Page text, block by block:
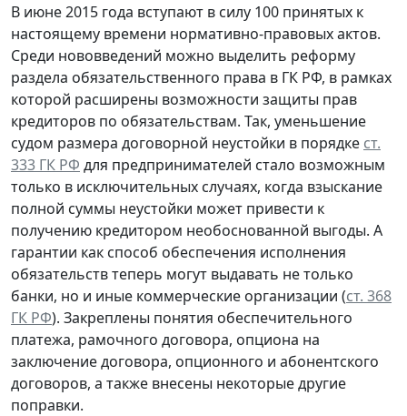
В июне 2015 года вступают в силу 100 принятых к
настоящему времени нормативно-правовых актов.
Среди нововведений можно выделить реформу
раздела обязательственного права в ГК РФ, в рамках
которой расширены возможности защиты прав
кредиторов по обязательствам. Так, уменьшение
судом размера договорной неустойки в порядке ст.
333 ГК РФ для предпринимателей стало возможным
только в исключительных случаях, когда взыскание
полной суммы неустойки может привести к
получению кредитором необоснованной выгоды. А
гарантии как способ обеспечения исполнения
обязательств теперь могут выдавать не только
банки, но и иные коммерческие организации (ст. 368
ГК РФ). Закреплены понятия обеспечительного
платежа, рамочного договора, опциона на
заключение договора, опционного и абонентского
договоров, а также внесены некоторые другие
поправки.